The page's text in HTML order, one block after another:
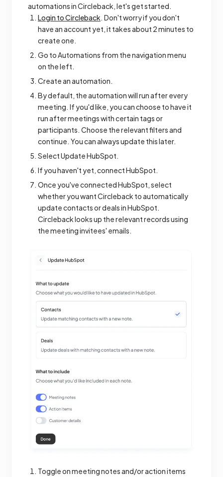
automations in Circleback, let's get started.
Login to Circleback. Don't worry if you don't
have an account yet, it takes about 2 minutes to
create one.
Go to Automations from the navigation menu
on the left.
Create an automation.
By default, the automation will run after every
meeting. If you'd like, you can choose to have it
run after meetings with certain tags or
participants. Choose the relevant filters and
continue. You can always update this later.
Select Update HubSpot.
If you haven't yet, connect HubSpot.
Once you've connected HubSpot, select
whether you want Circleback to automatically
update contacts or deals in HubSpot.
Circleback looks up the relevant records using
the meeting invitees' emails.
Toggle on meeting notes and/or action items